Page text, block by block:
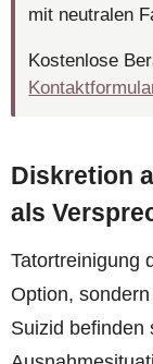
mit neutralen
Kostenlose
Diskretion
als
Tatortreinigung
Option,
Suizid befinden